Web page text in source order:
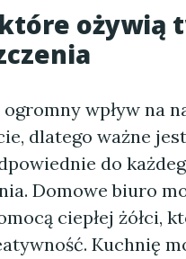
ożywią
wpływ na
dlatego ważne
do
Domowe biuro
ciepłej żółci,
Kuchnię